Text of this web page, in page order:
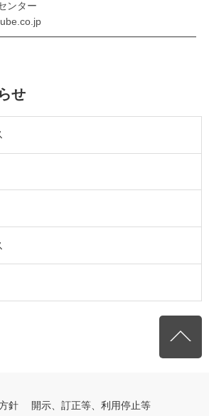
ンター
せ
針 開示、訂正等、利用停止等